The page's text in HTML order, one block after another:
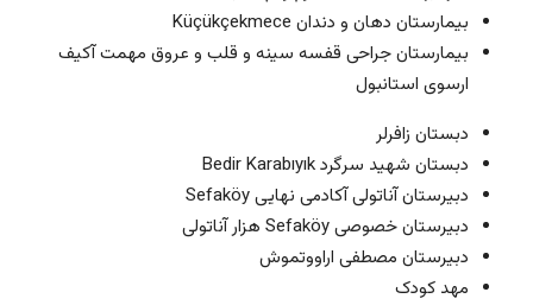
بیمارستان دهان و دندان Küçükçekmece
بیمارستان جراحی قفسه سینه و قلب و عروق مهمت آکیف
ارسوی استانبول
دبستان زافرلر
دبستان شهید سرگرد Bedir Karabıyık
دبیرستان آناتولی آکادمی نهایی Sefaköy
دبیرستان خصوصی Sefaköy هزار آناتولی
دبیرستان مصطفی اراووتموش
مهد کودک